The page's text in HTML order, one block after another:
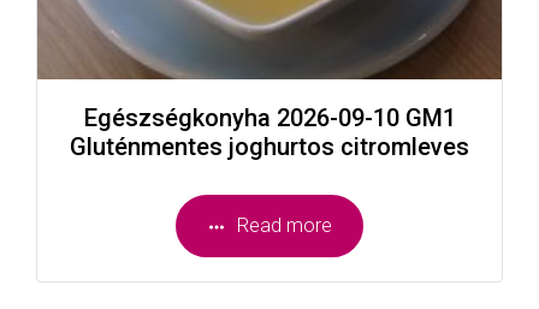
Egészségkonyha 2026-09-10 GM1
Gluténmentes joghurtos citromleves
Read more